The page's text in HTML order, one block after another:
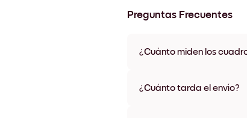
Preguntas Frecuentes
¿Cuánto miden los
materiales y colores de
¿Cuánto tarda el envío?